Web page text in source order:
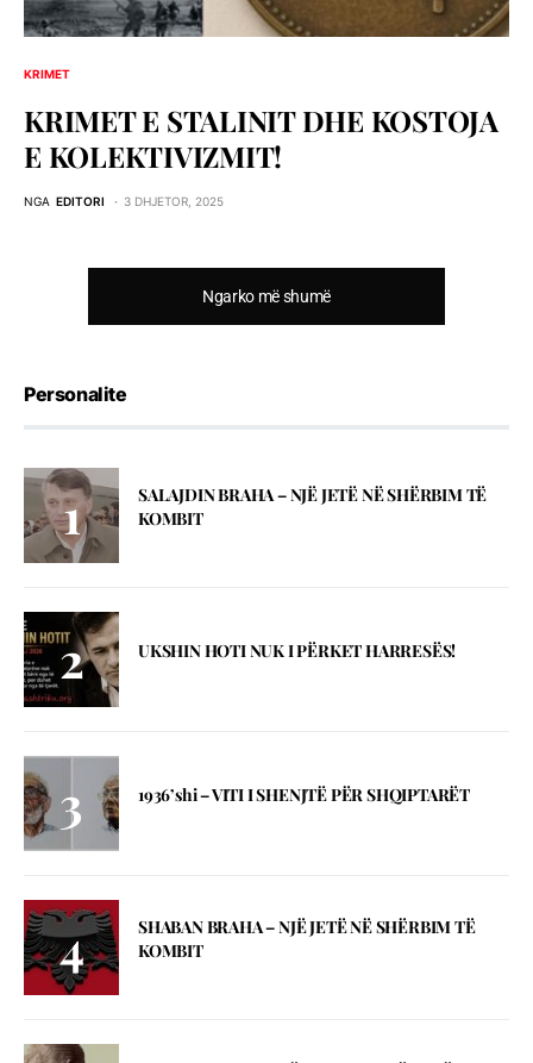
KRIMET
KRIMET E STALINIT DHE KOSTOJA
E KOLEKTIVIZMIT!
NGA EDITORI 3 DHJETOR, 2025
Ngarko më shumë
Personalite
SALAJDIN BRAHA – NJЁ JETЁ NЁ SHЁRBIM TЁ
KOMBIT
UKSHIN HOTI NUK I PËRKET HARRESËS!
1936’shi – VITI I SHENJTЁ PЁR SHQIPTARЁT
SHABAN BRAHA – NJЁ JETЁ NЁ SHЁRBIM TЁ
KOMBIT